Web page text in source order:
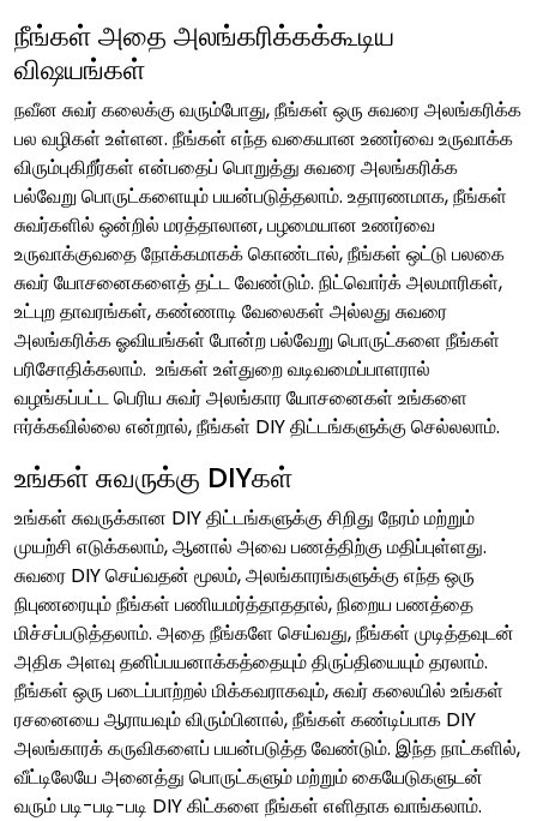
நீங்கள் அதை அலங்கரிக்கக்கூடிய
விஷயங்கள்
நவீன சுவர் கலைக்கு வரும்போது, ​​​​நீங்கள் ஒரு சுவரை அலங்கரிக்க
பல வழிகள் உள்ளன. நீங்கள் எந்த வகையான உணர்வை உருவாக்க
விரும்புகிறீர்கள் என்பதைப் பொறுத்து சுவரை அலங்கரிக்க
பல்வேறு பொருட்களையும் பயன்படுத்தலாம். உதாரணமாக, நீங்கள்
சுவர்களில் ஒன்றில் மரத்தாலான, பழமையான உணர்வை
உருவாக்குவதை நோக்கமாகக் கொண்டால், நீங்கள் ஒட்டு பலகை
சுவர் யோசனைகளைத் தட்ட வேண்டும். நிட்வொர்க் அலமாரிகள்,
உட்புற தாவரங்கள், கண்ணாடி வேலைகள் அல்லது சுவரை
அலங்கரிக்க ஓவியங்கள் போன்ற பல்வேறு பொருட்களை நீங்கள்
பரிசோதிக்கலாம். உங்கள் உள்துறை வடிவமைப்பாளரால்
வழங்கப்பட்ட பெரிய சுவர் அலங்கார யோசனைகள் உங்களை
ஈர்க்கவில்லை என்றால், நீங்கள் DIY திட்டங்களுக்கு செல்லலாம்.
உங்கள் சுவருக்கு DIYகள்
உங்கள் சுவருக்கான DIY திட்டங்களுக்கு சிறிது நேரம் மற்றும்
முயற்சி எடுக்கலாம், ஆனால் அவை பணத்திற்கு மதிப்புள்ளது.
சுவரை DIY செய்வதன் மூலம், அலங்காரங்களுக்கு எந்த ஒரு
நிபுணரையும் நீங்கள் பணியமர்த்தாததால், நிறைய பணத்தை
மிச்சப்படுத்தலாம். அதை நீங்களே செய்வது, நீங்கள் முடித்தவுடன்
அதிக அளவு தனிப்பயனாக்கத்தையும் திருப்தியையும் தரலாம்.
நீங்கள் ஒரு படைப்பாற்றல் மிக்கவராகவும், சுவர் கலையில் உங்கள்
ரசனையை ஆராயவும் விரும்பினால், நீங்கள் கண்டிப்பாக DIY
அலங்காரக் கருவிகளைப் பயன்படுத்த வேண்டும். இந்த நாட்களில்,
வீட்டிலேயே அனைத்து பொருட்களும் மற்றும் கையேடுகளுடன்
வரும் படி-படி-படி DIY கிட்களை நீங்கள் எளிதாக வாங்கலாம்.